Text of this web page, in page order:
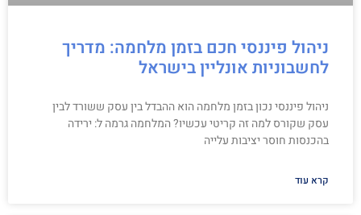
ניהול פיננסי חכם בזמן מלחמה: מדריך
לחשבוניות אונליין בישראל
ניהול פיננסי נכון בזמן מלחמה הוא ההבדל בין עסק ששורד לבין
עסק שקורס למה זה קריטי עכשיו? המלחמה גרמה ל: ירידה
בהכנסות חוסר יציבות עלייה
קרא עוד